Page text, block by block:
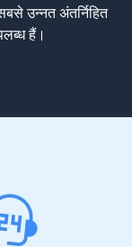
उन्नत अंतर्निहित
हैं।